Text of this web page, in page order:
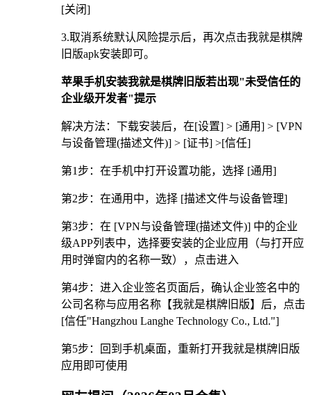
[关闭]
3.取消系统默认风险提示后，再次点击我就是棋牌
旧版apk安装即可。
苹果手机安装我就是棋牌旧版若出现"未受信任的
企业级开发者"提示
解决方法：下载安装后，在[设置] > [通用] > [VPN
与设备管理(描述文件)] > [证书] >[信任]
第1步：在手机中打开设置功能，选择 [通用]
第2步：在通用中，选择 [描述文件与设备管理]
第3步：在 [VPN与设备管理(描述文件)] 中的企业
级APP列表中，选择要安装的企业应用（与打开应
用时弹窗内的名称一致），点击进入
第4步：进入企业签名页面后，确认企业签名中的
公司名称与应用名称【我就是棋牌旧版】后，点击
[信任"Hangzhou Langhe Technology Co., Ltd."]
第5步：回到手机桌面，重新打开我就是棋牌旧版
应用即可使用